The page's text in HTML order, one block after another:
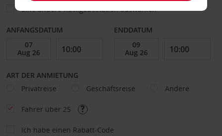
Eine andere Rückgabestation auswählen
ANFANGSDATUM ENDDATUM
ART DER ANMIETUNG
Privatreise
Geschäftsreise Andere
Fahrer über 25
Ich habe einen Rabatt-Code